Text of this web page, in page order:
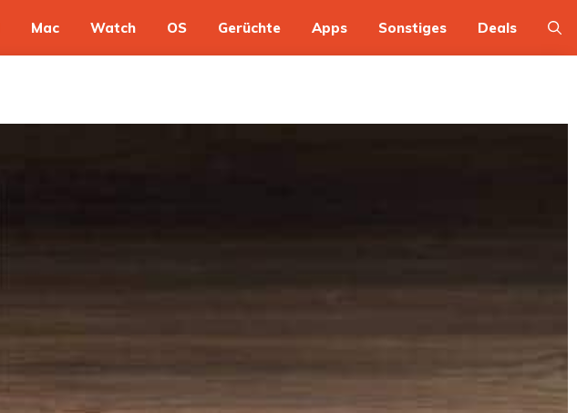
Mac Watch OS Gerüchte Apps Sonstiges Deals